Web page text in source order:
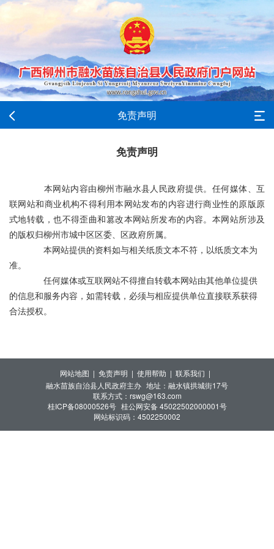
免责声明
免责声明
本网站内容由柳州市融水县人民政府提供。任何媒体、互
联网站和商业机构不得利用本网站发布的内容进行商业性的原版原
式地转载，也不得歪曲和篡改本网站所发布的内容。本网站所涉及
的版权归柳州市城中区区委、区政府所属。
本网站提供的资料如与相关纸质文本不符，以纸质文本为
准。
任何媒体或互联网站不得擅自转载本网站由其他单位提供
的信息和服务内容，如需转载，必须与相应提供单位直接联系获得
合法授权。
网站地图 | 免责声明 | 使用帮助 | 联系我们 |
融水苗族自治县人民政府主办 地址：融水镇拱城街17号
联系方式：rswg@163.com
桂ICP备08000526号 桂公网安备 45022502000001号
网站标识码：4502250002